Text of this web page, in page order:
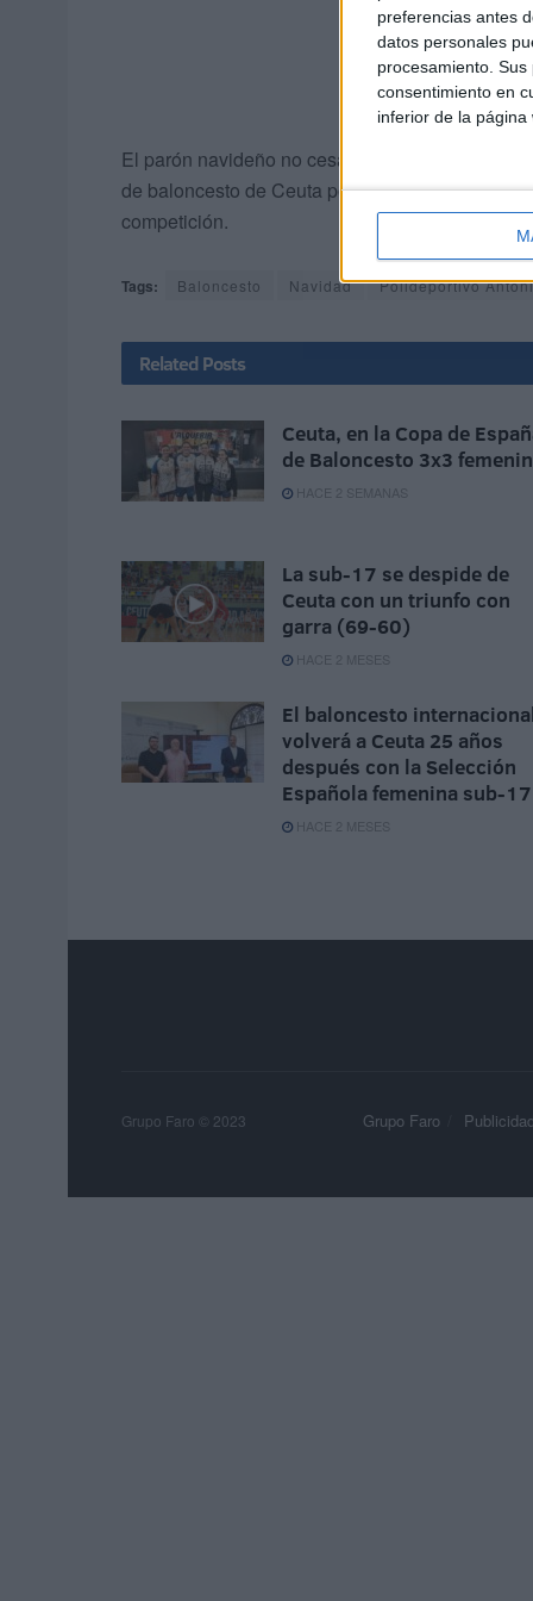
preferencias antes
datos personales
procesamiento.
consentimiento en
inferior de la página
El parón navideño no cesa en las actividades
de baloncesto de Ceuta podrán disfrutar de su
competición.
Tags: Baloncesto Navidad Polideportivo
Related Posts
Ceuta, en la Copa de
de Baloncesto 3x3
HACE 2 SEMANAS
La sub-17 se despide de
Ceuta con un triunfo con
garra (69-60)
HACE 2 MESES
El baloncesto internacional
volverá a Ceuta 25 años
después con la Selección
Española femenina sub-17
HACE 2 MESES
Grupo Faro Publicidad
Grupo Faro © 2023